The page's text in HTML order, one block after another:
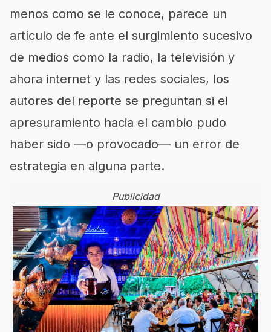
menos como se le conoce, parece un
artículo de fe ante el surgimiento sucesivo
de medios como la radio, la televisión y
ahora internet y las redes sociales, los
autores del reporte se preguntan si el
apresuramiento hacia el cambio pudo
haber sido —o provocado— un error de
estrategia en alguna parte.
Publicidad